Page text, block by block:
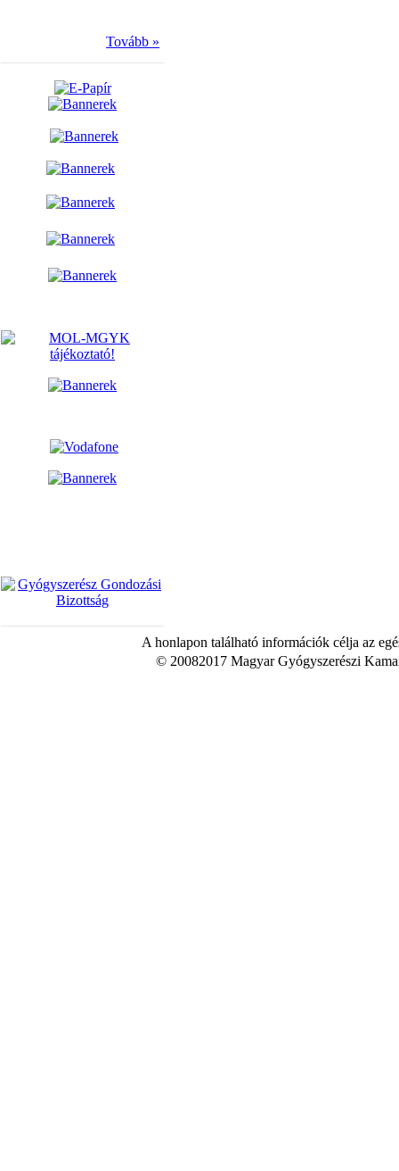
Tovább »
A honlapon található információk célja az
© 20082017 Magyar Gyógyszerészi